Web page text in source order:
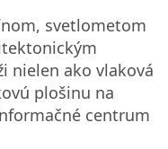
svetlometom
nielen ako vlaková
plošinu na
centrum